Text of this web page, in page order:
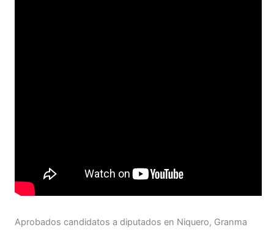
Aprobados candidatos a diputados en Niquero, Granma